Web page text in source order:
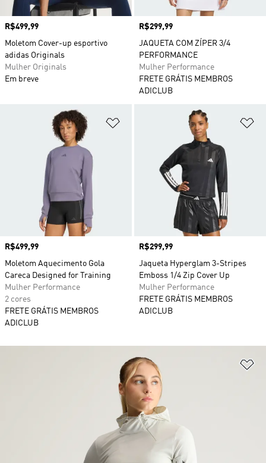
Preço
R$499,99
Moletom Cover-up esportivo
adidas Originals
Mulher Originals
Em breve
Preço
R$299,99
JAQUETA COM ZÍPER 3/4
PERFORMANCE
Mulher Performance
FRETE GRÁTIS MEMBROS
ADICLUB
Adicionar à Lista de Desejos
Preço
R$499,99
Moletom Aquecimento Gola
Careca Designed for Training
Mulher Performance
2 cores
FRETE GRÁTIS MEMBROS
ADICLUB
Preço
R$299,99
Jaqueta Hyperglam 3-Stripes
Emboss 1/4 Zip Cover Up
Mulher Performance
FRETE GRÁTIS MEMBROS
ADICLUB